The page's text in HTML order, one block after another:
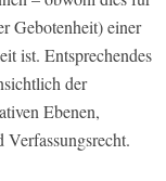
Gebotenheit) einer
ist. Entsprechendes
der
Ebenen,